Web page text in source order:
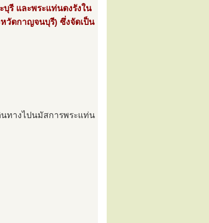
บุรี และพระแท่นดงรังใน
วัดกาญจนบุรี) ซึ่งจัดเป็น
ทางไปนมัสการพระแท่น